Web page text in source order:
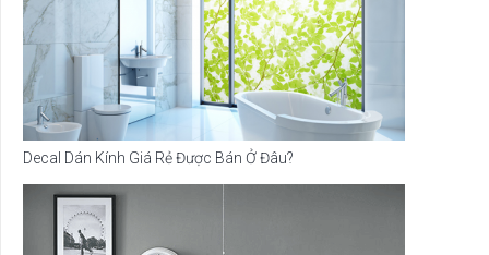
Decal Dán Kính Giá Rẻ Được Bán Ở Đâu?